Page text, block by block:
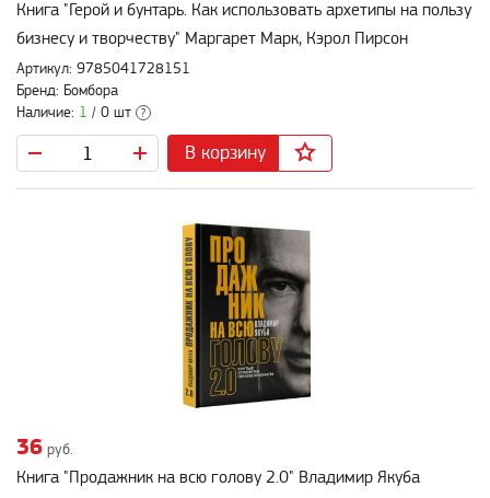
Книга "Герой и бунтарь. Как использовать архетипы на пользу
бизнесу и творчеству" Маргарет Марк, Кэрол Пирсон
Артикул: 9785041728151
Бренд: Бомбора
Наличие: 1 / 0 шт ?
В корзину
36 руб.
Книга "Продажник на всю голову 2.0" Владимир Якуба